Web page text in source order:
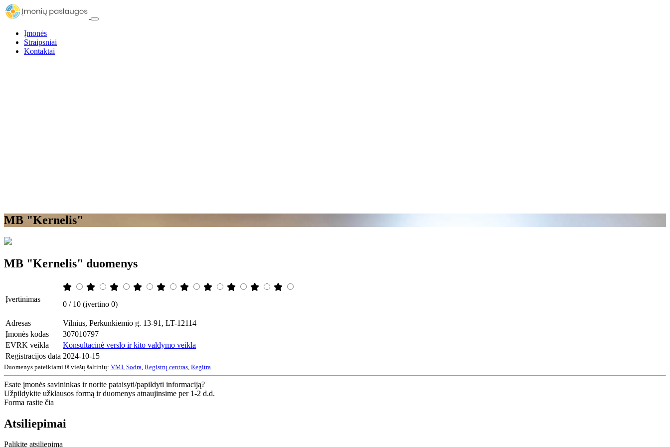
Įmonės
Straipsniai
Kontaktai
MB "Kernelis"
MB "Kernelis" duomenys
Įvertinimas
0 / 10 (įvertino 0)
Adresas
Vilnius, Perkūnkiemio g. 13-91, LT-12114
Įmonės kodas
307010797
EVRK veikla
Konsultacinė verslo ir kito valdymo veikla
Registracijos data 2024-10-15
Duomenys pateikiami iš viešų šaltinių: VMI Sodra Registrų centras Regitra
Esate įmonės savininkas ir norite pataisyti/papildyti informaciją?
Užpildykite užklausos formą ir duomenys atnaujinsime per 1-2 d.d.
Forma rasite čia
Atsiliepimai
Palikite atsiliepimą